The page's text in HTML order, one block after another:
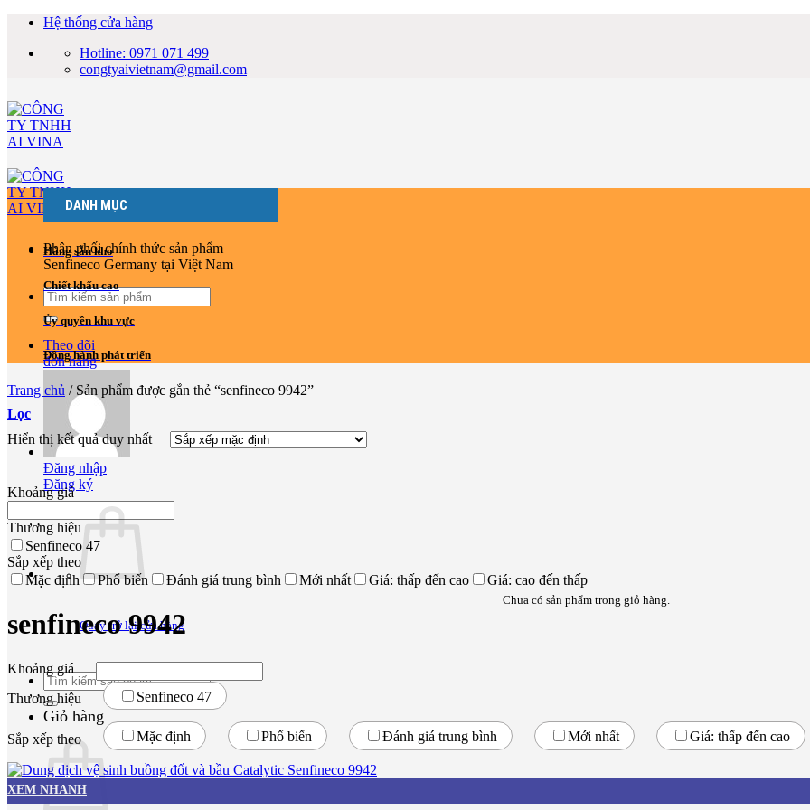
Hệ thống cửa hàng
Hotline: 0971 071 499
congtyaivietnam@gmail.com
Phân phối chính thức sản phẩm
Senfineco Germany tại Việt Nam
Tìm
kiếm:
Theo dõi
đơn hàng
Đăng nhập
Đăng ký
Chưa có sản phẩm trong giỏ hàng.
Quay trở lại cửa hàng
Tìm
kiếm:
Giỏ hàng
DANH MỤC
Hàng sẵn kho
Chiết khấu cao
Ủy quyền khu vực
Đồng hành phát triển
Trang chủ /Sản phẩm được gắn thẻ “senfineco 9942”
Lọc
Hiển thị kết quả duy nhất
Khoảng giá
Thương hiệu
Senfineco 47
Sắp xếp theo
Mặc định
Phổ biến Đánh giá trung bình Mới nhất Giá: thấp đến cao Giá: cao đến thấp
senfineco 9942
Khoảng giá
Thương hiệu
Senfineco 47
Sắp xếp theo Mặc định Phổ biến Đánh giá trung bình Mới nhất Giá: thấp đến cao
XEM NHANH